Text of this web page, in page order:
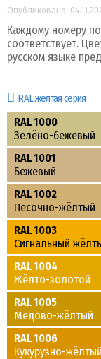
Опубликовано:
Каждому номеру по
соответствует.
русском языке
RAL желтая серия
RAL 1000
Зелёно-бежевый
RAL 1001
Бежевый
RAL 1002
Песочно-жёлтый
RAL 1003
Сигнальный
RAL 1004
Жёлто-золотой
RAL 1005
Медово-жёлтый
RAL 1006
Кукурузно-жёлтый